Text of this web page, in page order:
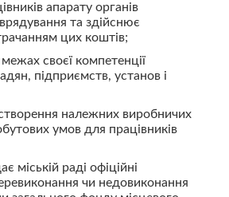
апарату органів
та здійснює
цих коштів;
своєї компетенції
підприємств, установ і
належних виробничих
умов для працівників
міській раді офіційні
чи недовиконання